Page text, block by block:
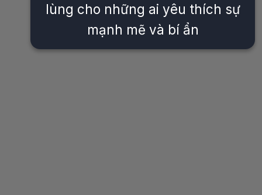
lùng cho những ai yêu thích sự
mạnh mẽ và bí ẩn